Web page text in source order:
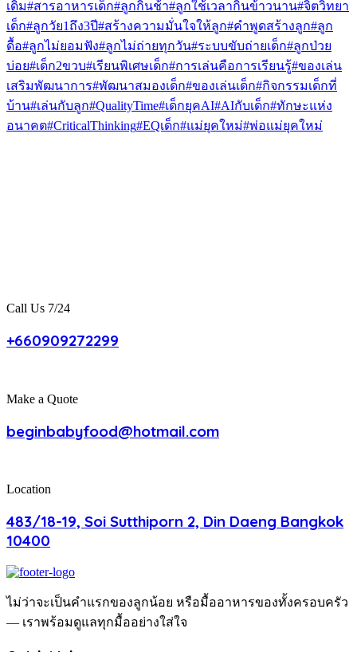
เดิม#สารอาหารเด็ก#ลูกกินช้า#ลูกใช้เวลากินข้าวนาน#จิตวิทยา
เด็ก#ลูกวัย1ถึง3ปี#สร้างความมั่นใจให้ลูก#คำพูดสร้างลูก#ลูก
ดื้อ#ลูกไม่ยอมฟัง#ลูกไม่ถ่ายทุกวัน#ระบบขับถ่ายเด็ก#ลูกป่วย
บ่อย#เด็ก2ขวบ#เรียนพิเศษเด็ก#การเล่นคือการเรียนรู้#ของเล่น
เสริมพัฒนาการ#พัฒนาสมองเด็ก#ของเล่นเด็ก#กิจกรรมเด็กที่
บ้าน#เล่นกับลูก#QualityTime#เด็กยุคAI#AIกับเด็ก#ทักษะแห่ง
อนาคต#CriticalThinking#EQเด็ก#แม่ยุคใหม่#พ่อแม่ยุคใหม่
Call Us 7/24
+660909272299
Make a Quote
beginbabyfood@hotmail.com
Location
483/18-19, Soi Sutthiporn 2, Din Daeng Bangkok
10400
ไม่ว่าจะเป็นคำแรกของลูกน้อย หรือมื้ออาหารของทั้งครอบครัว
— เราพร้อมดูแลทุกมื้ออย่างใส่ใจ